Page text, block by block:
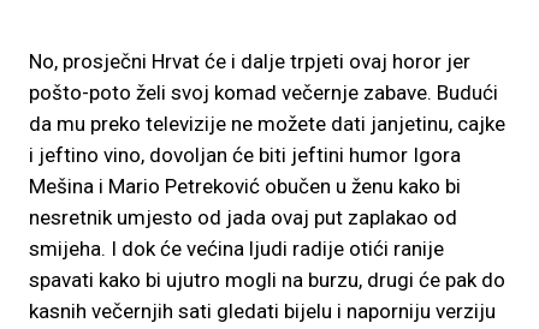
No, prosječni Hrvat će i dalje trpjeti ovaj horor jer
pošto-poto želi svoj komad večernje zabave. Budući
da mu preko televizije ne možete dati janjetinu, cajke
i jeftino vino, dovoljan će biti jeftini humor Igora
Mešina i Mario Petreković obučen u ženu kako bi
nesretnik umjesto od jada ovaj put zaplakao od
smijeha. I dok će većina ljudi radije otići ranije
spavati kako bi ujutro mogli na burzu, drugi će pak do
kasnih večernjih sati gledati bijelu i naporniju verziju